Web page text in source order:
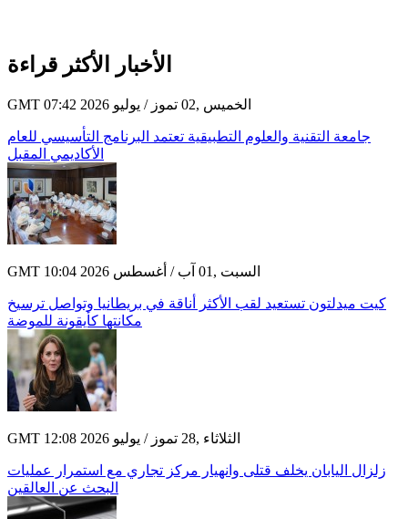
الأخبار الأكثر قراءة
GMT 07:42 2026 الخميس ,02 تموز / يوليو
جامعة التقنية والعلوم التطبيقية تعتمد البرنامج التأسيسي للعام
الأكاديمي المقبل
GMT 10:04 2026 السبت ,01 آب / أغسطس
كيت ميدلتون تستعيد لقب الأكثر أناقة في بريطانيا وتواصل ترسيخ
مكانتها كأيقونة للموضة
GMT 12:08 2026 الثلاثاء ,28 تموز / يوليو
زلزال اليابان يخلف قتلى وانهيار مركز تجاري مع استمرار عمليات
البحث عن العالقين